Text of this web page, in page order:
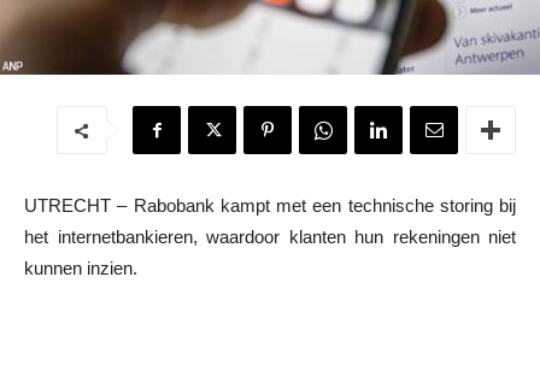
UTRECHT – Rabobank kampt met een technische storing bij
het internetbankieren, waardoor klanten hun rekeningen niet
kunnen inzien.